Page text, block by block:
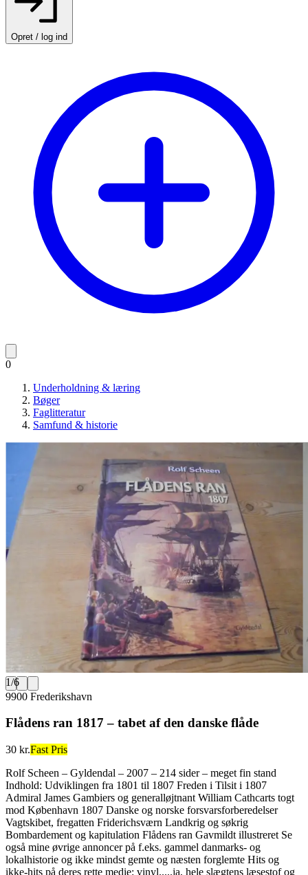
Opret / log ind
0
Underholdning & læring
Bøger
Faglitteratur
Samfund & historie
1/6
9900 Frederikshavn
Flådens ran 1817 – tabet af den danske flåde
30 kr.Fast Pris
Rolf Scheen – Gyldendal – 2007 – 214 sider – meget fin stand
Indhold: Udviklingen fra 1801 til 1807 Freden i Tilsit i 1807
Admiral James Gambiers og generalløjtnant William Cathcarts togt
mod København 1807 Danske og norske forsvarsforberedelser
Vagtskibet, fregatten Friderichsværn Landkrig og søkrig
Bombardement og kapitulation Flådens ran Gavmildt illustreret Se
også mine øvrige annoncer på f.eks. gammel danmarks- og
lokalhistorie og ikke mindst gemte og næsten forglemte Hits og
ikke-hits på deres rette medie: vinyl.....ja, hele slægtens læsestof og